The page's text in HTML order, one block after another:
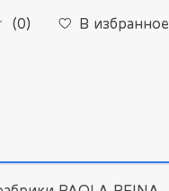
(0) В избранное